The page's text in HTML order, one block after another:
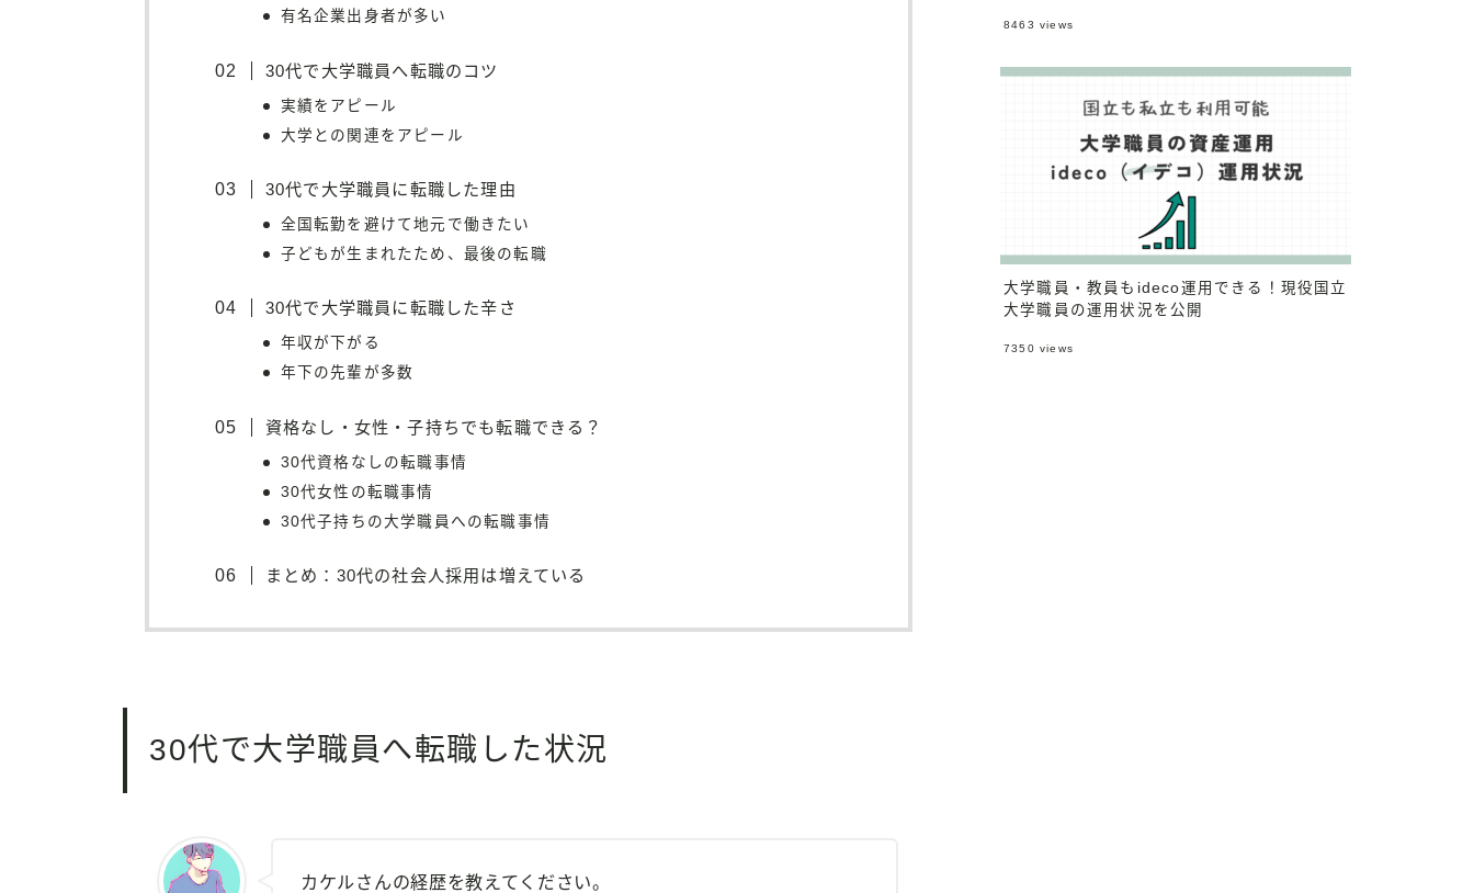
有名企業出身者が多い
30代で大学職員へ転職のコツ
実績をアピール
大学との関連をアピール
30代で大学職員に転職した理由
全国転勤を避けて地元で働きたい
子どもが生まれたため、最後の転職
30代で大学職員に転職した辛さ
年収が下がる
年下の先輩が多数
資格なし・女性・子持ちでも転職できる？
30代資格なしの転職事情
30代女性の転職事情
30代子持ちの大学職員への転職事情
まとめ：30代の社会人採用は増えている
30代で大学職員へ転職した状況
カケルさんの経歴を教えてください。
8463 views
大学職員・教員もideco運用できる！現役国立
大学職員の運用状況を公開
7350 views